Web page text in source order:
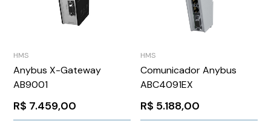
HMS
Anybus X-Gateway
AB9001
R$ 7.459,00
HMS
Comunicador Anybus
ABC4091EX
R$ 5.188,00